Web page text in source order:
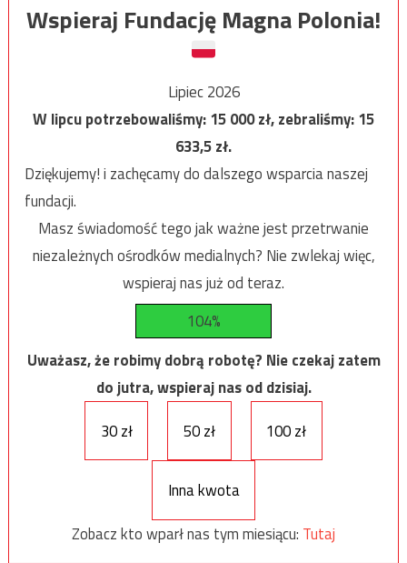
Wspieraj Fundację Magna Polonia!
Lipiec 2026
W lipcu potrzebowaliśmy:15 000zł, zebraliśmy:15
633,5zł.
Dziękujemy! i zachęcamy do dalszego wsparcia naszej
fundacji.
Masz świadomość tego jak ważne jest przetrwanie
niezależnych ośrodków medialnych? Nie zwlekaj więc,
wspieraj nas już od teraz.
104%
Uważasz, że robimy dobrą robotę? Nie czekaj zatem
do jutra, wspieraj nas od dzisiaj.
30 zł
50 zł 100 zł
Inna kwota
Zobacz kto wparł nas tym miesiącu: Tutaj